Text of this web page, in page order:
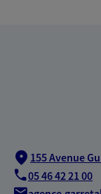
155 Avenue
05 46 42 21 00